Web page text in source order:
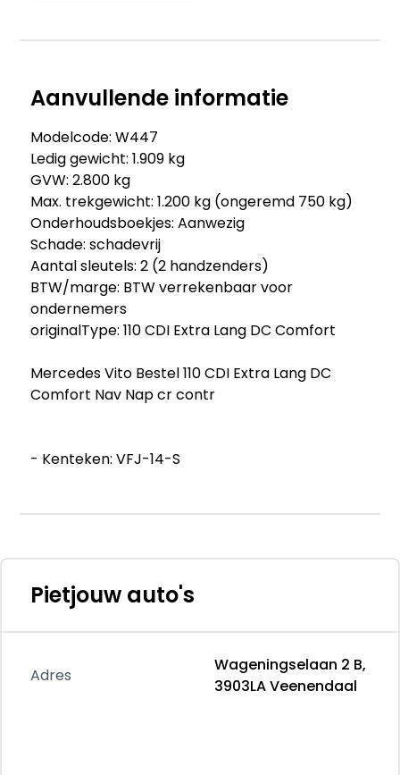
Aanvullende informatie
Modelcode: W447
Ledig gewicht: 1.909 kg
GVW: 2.800 kg
Max. trekgewicht: 1.200 kg (ongeremd 750 kg)
Onderhoudsboekjes: Aanwezig
Schade: schadevrij
Aantal sleutels: 2 (2 handzenders)
BTW/marge: BTW verrekenbaar voor
ondernemers
originalType: 110 CDI Extra Lang DC Comfort
Mercedes Vito Bestel 110 CDI Extra Lang DC
Comfort Nav Nap cr contr
- Kenteken: VFJ-14-S
- Carrosserievorm: Bestel
- Aantal deuren: 4
- Brandstofsoort: Diesel
- Bouwjaar: 2020
- Kleur: wit
Pietjouw auto's
Adres
Wageningselaan 2 B,
3903LA Veenendaal